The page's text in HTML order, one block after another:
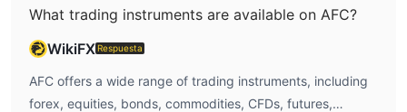
Dado que AFC no está regulado y hay falta de información
sobre características clave de negociación como
apalancamiento, spreads y plataformas de negociación, puede
que no sea adecuado para el day trading.
¿Es seguro operar con AFC?
What trading instruments are available on AFC?
WikiFX Respuesta
AFC offers a wide range of trading instruments, including
forex, equities, bonds, commodities, CFDs, futures,